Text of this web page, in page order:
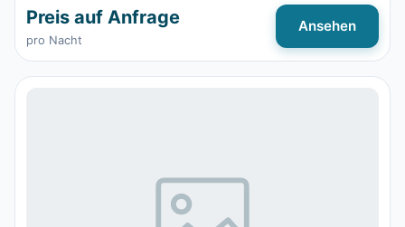
Preis auf Anfrage
pro Nacht
Ansehen